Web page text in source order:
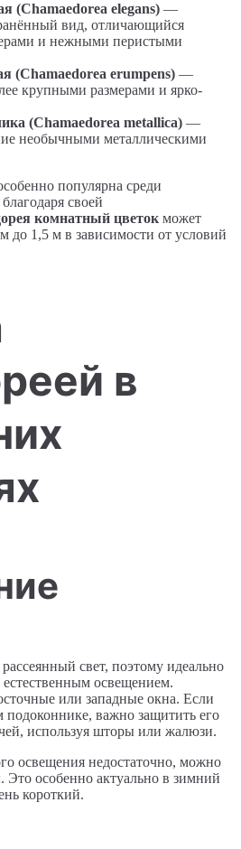
(Chamaedorea elegans) —
вид, отличающийся
и нежными перистыми
(Chamaedorea erumpens) —
крупными размерами и ярко-
(Chamaedorea metallica) —
необычными металлическими
популярна среди
своей
комнатный цветок может
до 1,5 м в зависимости от условий
в
свет, поэтому идеально
освещением.
или западные окна. Если
важно защитить его
используя шторы или жалюзи.
освещения недостаточно, можно
Это особенно актуально в зимний
короткий.